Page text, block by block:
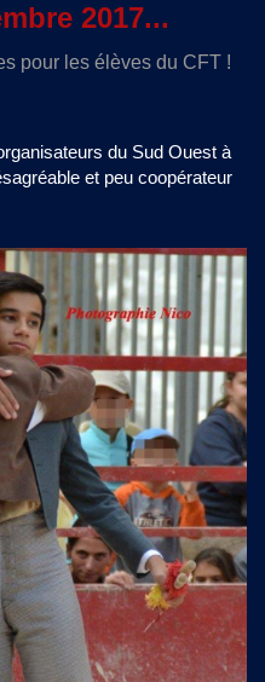
2017...
pour les élèves du CFT !
du Sud Ouest à
et peu coopérateur